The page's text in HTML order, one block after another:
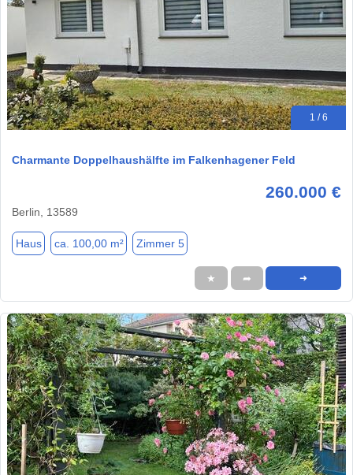
1 / 6
Charmante Doppelhaushälfte im Falkenhagener Feld
260.000 €
Berlin, 13589
Haus ca. 100,00 m² Zimmer 5
★ ➦ ➜